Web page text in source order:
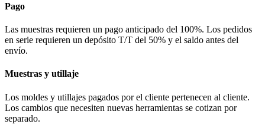
Pago
Las muestras requieren un pago anticipado del 100%. Los pedidos
en serie requieren un depósito T/T del 50% y el saldo antes del
envío.
Muestras y utillaje
Los moldes y utillajes pagados por el cliente pertenecen al cliente.
Los cambios que necesiten nuevas herramientas se cotizan por
separado.